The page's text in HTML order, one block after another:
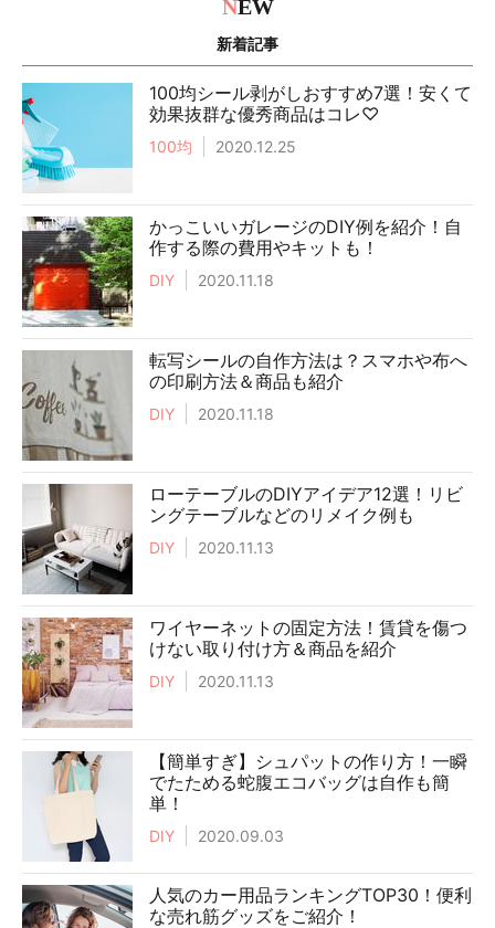
NEW
新着記事
100均シール剥がしおすすめ7選！安くて
効果抜群な優秀商品はコレ♡
100均 2020.12.25
かっこいいガレージのDIY例を紹介！自
作する際の費用やキットも！
DIY 2020.11.18
転写シールの自作方法は？スマホや布へ
の印刷方法＆商品も紹介
DIY 2020.11.18
ローテーブルのDIYアイデア12選！リビ
ングテーブルなどのリメイク例も
DIY 2020.11.13
ワイヤーネットの固定方法！賃貸を傷つ
けない取り付け方＆商品を紹介
DIY 2020.11.13
【簡単すぎ】シュパットの作り方！一瞬
でたためる蛇腹エコバッグは自作も簡
単！
DIY 2020.09.03
人気のカー用品ランキングTOP30！便利
な売れ筋グッズをご紹介！